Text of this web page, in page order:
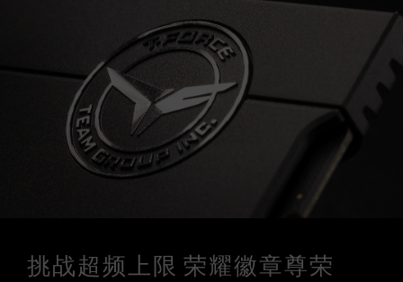
挑战超频上限 荣耀徽章尊荣